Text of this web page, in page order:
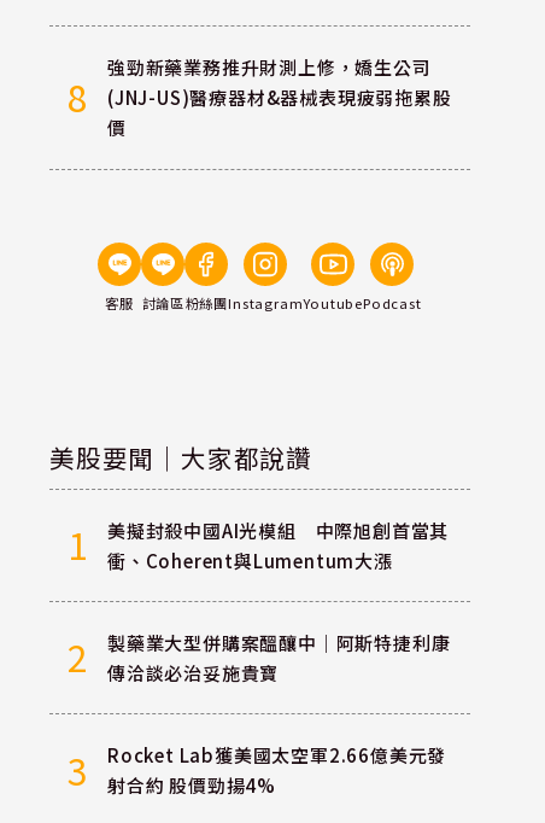
8
強勁新藥業務推升財測上修，嬌生公司
(JNJ-US)醫療器材&器械表現疲弱拖累股
價
客服 討論區粉絲團InstagramYoutubePodcast
美股要聞｜大家都說讚
1
美擬封殺中國AI光模組 中際旭創首當其
衝、Coherent與Lumentum大漲
2
製藥業大型併購案醞釀中｜阿斯特捷利康
傳洽談必治妥施貴寶
3
Rocket Lab獲美國太空軍2.66億美元發
射合約 股價勁揚4%